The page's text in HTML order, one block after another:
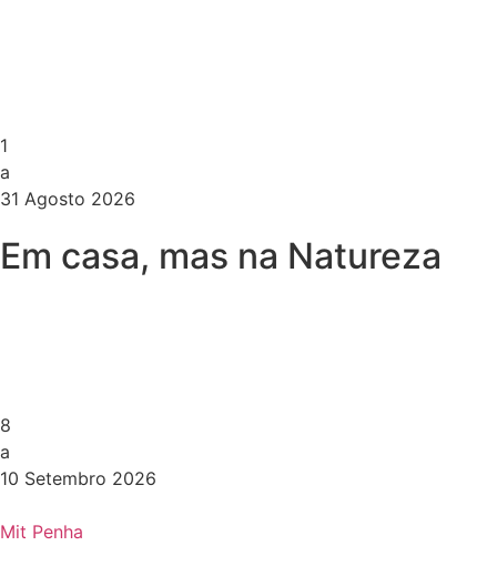
1
a
31 Agosto 2026
Em casa, mas na Natureza
8
a
10 Setembro 2026
Mit Penha